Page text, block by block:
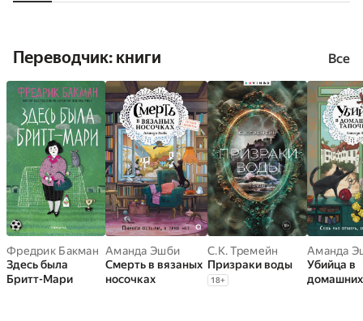
Переводчик: книги Все
Фредрик Бакман
Здесь была
Бритт-Мари
Аманда Эшби
Смерть в вязаных
носочках
С.К. Тремейн
Призраки воды
18+
Аманда
Убийца в
домашних